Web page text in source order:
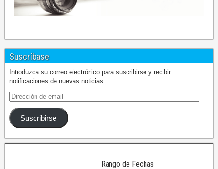
Suscríbase
Introduzca su correo electrónico para suscribirse y recibir
notificaciones de nuevas noticias.
Suscribirse
Rango de Fechas